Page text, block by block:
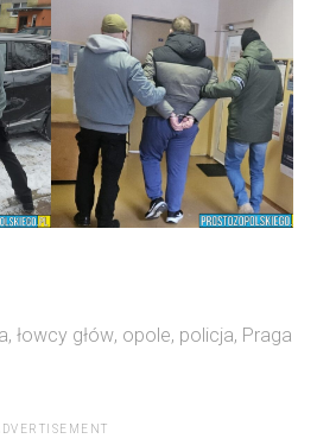
, łowcy głów, opole, policja, Praga